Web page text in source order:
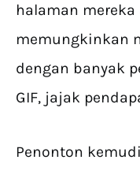
halaman
memungkinkan
dengan banyak
GIF, jajak
Penonton